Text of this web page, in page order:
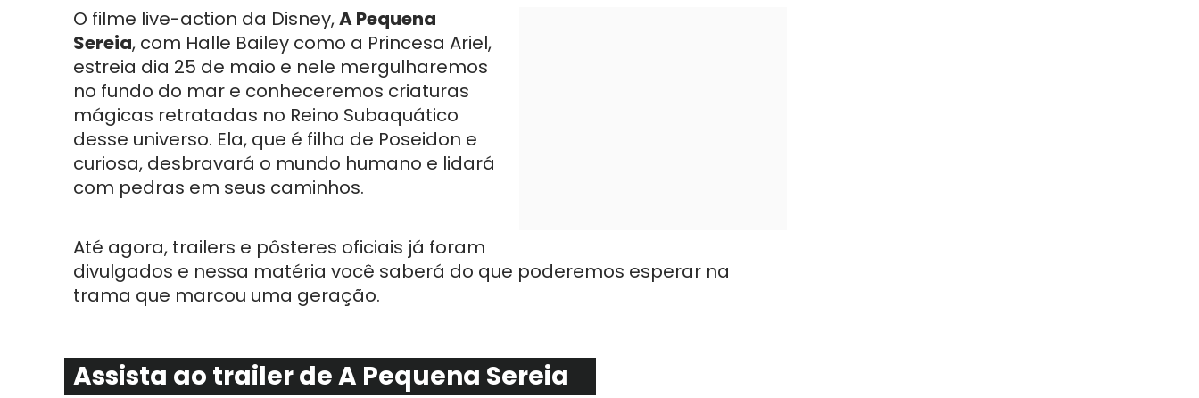
O filme live-action da Disney,A Pequena
Sereia, com Halle Bailey como a Princesa Ariel,
estreia dia 25 de maio e nele mergulharemos
no fundo do mar e conheceremos criaturas
mágicas retratadas no Reino Subaquático
desse universo. Ela, que é filha de Poseidon e
curiosa, desbravará o mundo humano e lidará
com pedras em seus caminhos.
Até agora, trailers e pôsteres oficiais já foram
divulgados e nessa matéria você saberá do que poderemos esperar na
trama que marcou uma geração.
Assista ao trailer de A Pequena Sereia